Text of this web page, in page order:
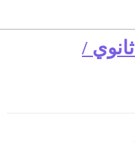
كيفية نشر Discourse ثانوي /